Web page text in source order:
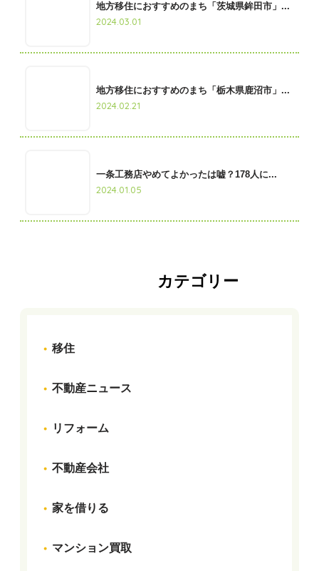
地方移住におすすめのまち「茨城県鉾田市」...
2024.03.01
地方移住におすすめのまち「栃木県鹿沼市」...
2024.02.21
一条工務店やめてよかったは嘘？178人に...
2024.01.05
カテゴリー
移住
不動産ニュース
リフォーム
不動産会社
家を借りる
マンション買取